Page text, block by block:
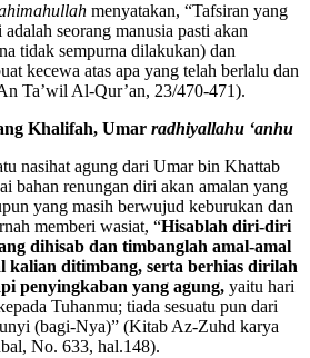
menyatakan, “Tafsiran yang
seorang manusia pasti akan
tidak sempurna dilakukan) dan
kecewa atas apa yang telah berlalu dan
Ta’wil Al-Qur’an, 23/470-471).
Khalifah, Umar radhiyallahu ‘anhu
nasihat agung dari Umar bin Khattab
bahan renungan diri akan amalan yang
yang masih berwujud keburukan dan
memberi wasiat, “Hisablah diri-diri
dihisab dan timbanglah amal-amal
kalian ditimbang, serta berhias dirilah
penyingkaban yang agung, yaitu hari
Tuhanmu; tiada sesuatu pun dari
(bagi-Nya)” (Kitab Az-Zuhd karya
No. 633, hal.148).